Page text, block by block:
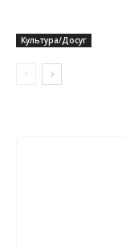
Культура/Досуг